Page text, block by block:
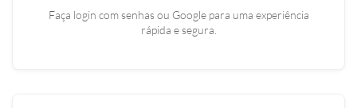
Faça login com senhas ou Google para uma experiência
rápida e segura.